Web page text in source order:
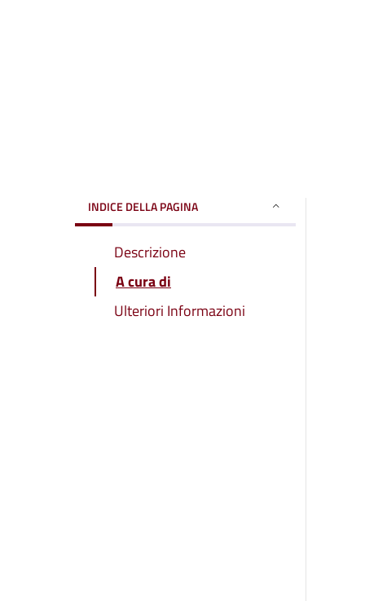
INDICE DELLA PAGINA
Descrizione
A cura di
Ulteriori Informazioni